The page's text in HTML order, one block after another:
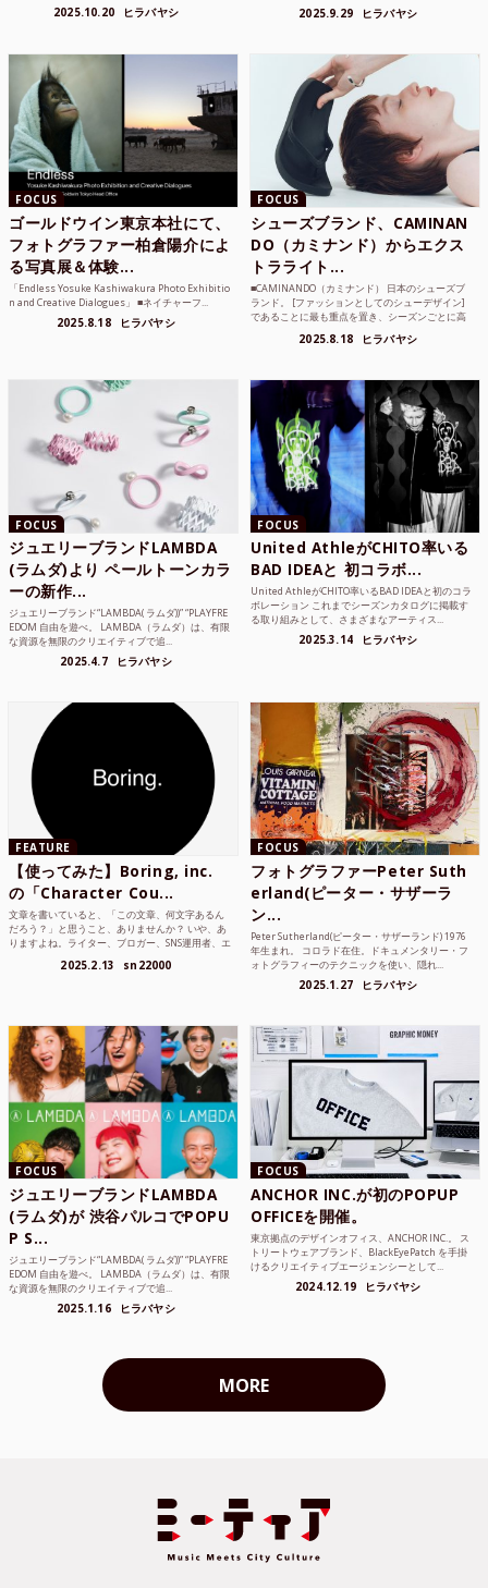
2025.10.20 ヒラバヤシ 2025.9.29 ヒラバヤシ
FOCUS
ゴールドウイン東京本社にて、
フォトグラファー柏倉陽介によ
る写真展＆体験...
「Endless Yosuke Kashiwakura Photo Exhibitio
n and Creative Dialogues」 ■ネイチャーフ...
2025.8.18 ヒラバヤシ
FOCUS
シューズブランド、CAMINAN
DO（カミナンド）からエクス
トラライト...
■CAMINANDO（カミナンド） 日本のシューズブ
ランド。 [ファッションとしてのシューデザイン]
であることに最も重点を置き、シーズンごとに高
2025.8.18 ヒラバヤシ
FOCUS
ジュエリーブランドLAMBDA
(ラムダ)より ペールトーンカラ
ーの新作...
ジュエリーブランド“LAMBDA( ラムダ))” “PLAYFRE
EDOM 自由を遊べ。 LAMBDA（ラムダ）は、有限
な資源を無限のクリエイティブで追...
2025.4.7 ヒラバヤシ
FOCUS
United AthleがCHITO率いる
BAD IDEAと 初コラボ...
United AthleがCHITO率いるBAD IDEAと初のコラ
ボレーション これまでシーズンカタログに掲載す
る取り組みとして、さまざまなアーティス...
2025.3.14 ヒラバヤシ
FEATURE
【使ってみた】Boring, inc.
の「Character Cou...
文章を書いていると、「この文章、何文字あるん
だろう？」と思うこと、ありませんか？ いや、あ
りますよね。ライター、ブロガー、SNS運用者、エ
2025.2.13 sn22000
FOCUS
フォトグラファーPeter Suth
erland(ピーター・サザーラ
ン...
Peter Sutherland(ピーター・サザーランド) 1976
年生まれ。 コロラド在住。ドキュメンタリー・フ
ォトグラフィーのテクニックを使い、隠れ...
2025.1.27 ヒラバヤシ
FOCUS
ジュエリーブランドLAMBDA
(ラムダ)が 渋谷パルコでPOPU
P S...
ジュエリーブランド“LAMBDA( ラムダ))” “PLAYFRE
EDOM 自由を遊べ。 LAMBDA（ラムダ）は、有限
な資源を無限のクリエイティブで追...
2025.1.16 ヒラバヤシ
FOCUS
ANCHOR INC.が初のPOPUP
OFFICEを開催。
東京拠点のデザインオフィス、ANCHOR INC.。 ス
トリートウェアブランド、BlackEyePatch を手掛
けるクリエイティブエージェンシーとして...
2024.12.19 ヒラバヤシ
MORE